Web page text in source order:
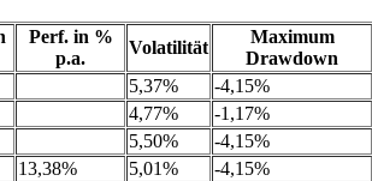
Perf. in %
p.a.
Volatilität
Maximum
Drawdown
5,37%
-4,15%
4,77%
-1,17%
5,50%
-4,15%
13,38% 5,01%
-4,15%